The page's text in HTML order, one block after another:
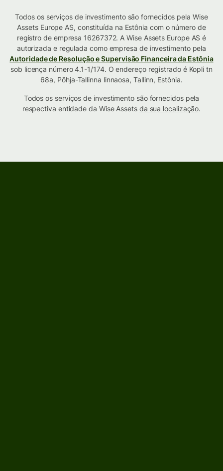
Todos os serviços de investimento são fornecidos pela Wise
Assets Europe AS, constituída na Estônia com o número de
registro de empresa 16267372. A Wise Assets Europe AS é
autorizada e regulada como empresa de investimento pela
Autoridade de Resolução e Supervisão Financeira da Estônia
sob licença número 4.1-1/174. O endereço registrado é Kopli tn
68a, Põhja-Tallinna linnaosa, Tallinn, Estônia.
Todos os serviços de investimento são fornecidos pela
respectiva entidade da Wise Assets da sua localização.